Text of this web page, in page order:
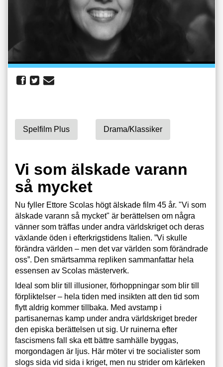
Spelfilm Plus Drama/klassiker
Vi som älskade varann
så mycket
Nu fyller Ettore Scolas högt älskade film 45 år. "Vi som
älskade varann så mycket" är berättelsen om några
vänner som träffas under andra världskriget och deras
växlande öden i efterkrigstidens Italien. ”Vi skulle
förändra världen – men det var världen som förändrade
oss”. Den smärtsamma repliken sammanfattar hela
essensen av Scolas mästerverk.
Ideal som blir till illusioner, förhoppningar som blir till
förpliktelser – hela tiden med insikten att den tid som
flytt aldrig kommer tillbaka. Med avstamp i
partisanernas kamp under andra världskriget breder
den episka berättelsen ut sig. Ur ruinerna efter
fascismens fall ska ett bättre samhälle byggas,
morgondagen är ljus. Här möter vi tre socialister som
slogs sida vid sida i kriget, men nu strider om kärleken